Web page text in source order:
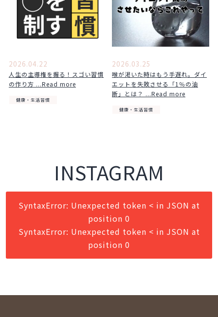
2026.04.22
人生の主導権を握る！スゴい習慣
の作り方 ...Read more
健康・生活習慣
2026.03.25
喉が渇いた時はもう手遅れ。ダイ
エットを失敗させる「1％の油
断」とは？ ...Read more
健康・生活習慣
INSTAGRAM
SyntaxError: Unexpected token < in JSON at
position 0
SyntaxError: Unexpected token < in JSON at
position 0